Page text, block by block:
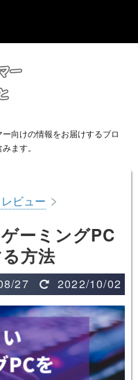
向けの情報をお届けするブロ
ます。
ビュー >
ーミングPC
方法
27 2022/10/02